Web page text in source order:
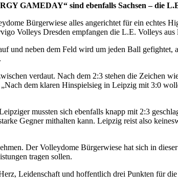
GAMEDAY“ sind ebenfalls Sachsen – die
Bürgerwiese alles angerichtet für ein echtes
Volleys Dresden empfangen die L.E. Volleys
und neben dem Feld wird um jeden Ball gefightet,
verdaut. Nach dem 2:3 stehen die Zeichen
dem klaren Hinspielsieg in Leipzig mit 3:0
mussten sich ebenfalls knapp mit 2:3
Gegner mithalten kann. Leipzig reist also
Der Volleydome Bürgerwiese hat sich in
tragen sollen.
Leidenschaft und hoffentlich drei Punkten für die